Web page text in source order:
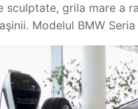
sculptate, grila mare a
Modelul BMW